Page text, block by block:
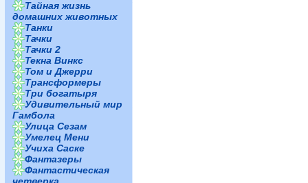
Тайная жизнь
домашних животных
Танки
Тачки
Тачки 2
Текна Винкс
Том и Джерри
Трансформеры
Три богатыря
Удивительный мир
Гамбола
Улица Сезам
Умелец Мени
Учиха Саске
Фантазеры
Фантастическая